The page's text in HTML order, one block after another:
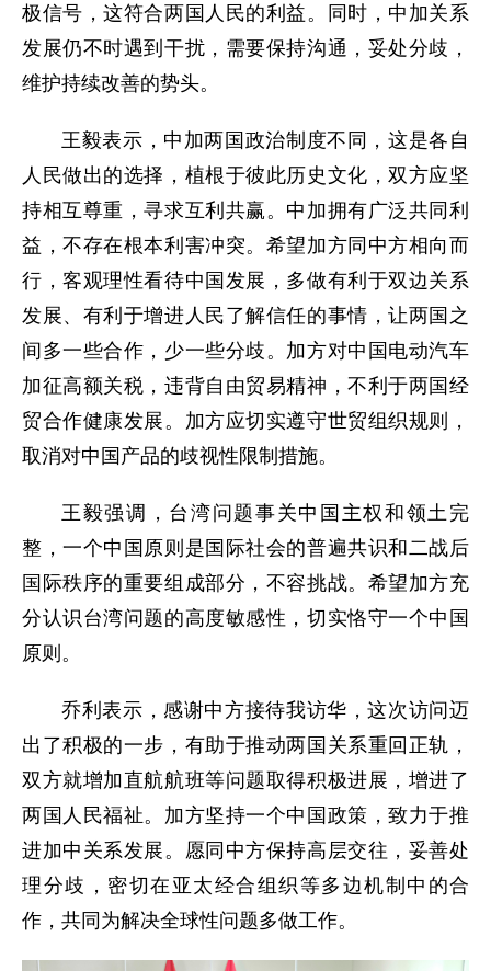
极信号，这符合两国人民的利益。同时，中加关系
发展仍不时遇到干扰，需要保持沟通，妥处分歧，
维护持续改善的势头。
王毅表示，中加两国政治制度不同，这是各自
人民做出的选择，植根于彼此历史文化，双方应坚
持相互尊重，寻求互利共赢。中加拥有广泛共同利
益，不存在根本利害冲突。希望加方同中方相向而
行，客观理性看待中国发展，多做有利于双边关系
发展、有利于增进人民了解信任的事情，让两国之
间多一些合作，少一些分歧。加方对中国电动汽车
加征高额关税，违背自由贸易精神，不利于两国经
贸合作健康发展。加方应切实遵守世贸组织规则，
取消对中国产品的歧视性限制措施。
王毅强调，台湾问题事关中国主权和领土完
整，一个中国原则是国际社会的普遍共识和二战后
国际秩序的重要组成部分，不容挑战。希望加方充
分认识台湾问题的高度敏感性，切实恪守一个中国
原则。
乔利表示，感谢中方接待我访华，这次访问迈
出了积极的一步，有助于推动两国关系重回正轨，
双方就增加直航航班等问题取得积极进展，增进了
两国人民福祉。加方坚持一个中国政策，致力于推
进加中关系发展。愿同中方保持高层交往，妥善处
理分歧，密切在亚太经合组织等多边机制中的合
作，共同为解决全球性问题多做工作。